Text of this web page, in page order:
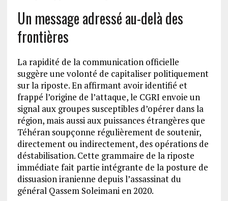
Un message adressé au-delà des
frontières
La rapidité de la communication officielle
suggère une volonté de capitaliser politiquement
sur la riposte. En affirmant avoir identifié et
frappé l’origine de l’attaque, le CGRI envoie un
signal aux groupes susceptibles d’opérer dans la
région, mais aussi aux puissances étrangères que
Téhéran soupçonne régulièrement de soutenir,
directement ou indirectement, des opérations de
déstabilisation. Cette grammaire de la riposte
immédiate fait partie intégrante de la posture de
dissuasion iranienne depuis l’assassinat du
général Qassem Soleimani en 2020.